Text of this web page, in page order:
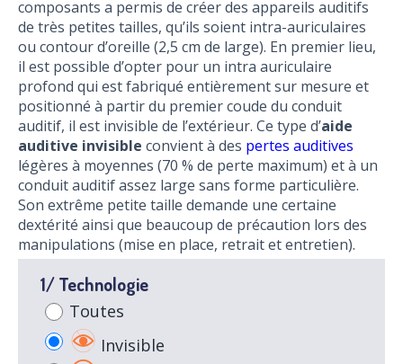
composants a permis de créer des appareils auditifs
de très petites tailles, qu’ils soient intra-auriculaires
ou contour d’oreille (2,5 cm de large). En premier lieu,
il est possible d’opter pour un intra auriculaire
profond qui est fabriqué entièrement sur mesure et
positionné à partir du premier coude du conduit
auditif, il est invisible de l’extérieur. Ce type d’aide
auditive invisible convient à des pertes auditives
légères à moyennes (70 % de perte maximum) et à un
conduit auditif assez large sans forme particulière.
Son extrême petite taille demande une certaine
dextérité ainsi que beaucoup de précaution lors des
manipulations (mise en place, retrait et entretien).
1/ Technologie
Toutes
Invisible